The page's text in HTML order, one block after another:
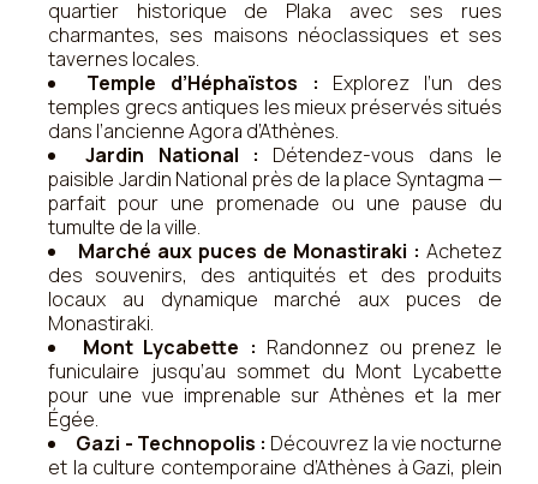
quartier historique de Plaka avec ses rues
charmantes, ses maisons néoclassiques et ses
tavernes locales.
Temple d’Héphaïstos : Explorez l’un des
temples grecs antiques les mieux préservés situés
dans l’ancienne Agora d’Athènes.
Jardin National : Détendez-vous dans le
paisible Jardin National près de la place Syntagma —
parfait pour une promenade ou une pause du
tumulte de la ville.
Marché aux puces de Monastiraki : Achetez
des souvenirs, des antiquités et des produits
locaux au dynamique marché aux puces de
Monastiraki.
Mont Lycabette : Randonnez ou prenez le
funiculaire jusqu’au sommet du Mont Lycabette
pour une vue imprenable sur Athènes et la mer
Égée.
Gazi - Technopolis : Découvrez la vie nocturne
et la culture contemporaine d’Athènes à Gazi, plein